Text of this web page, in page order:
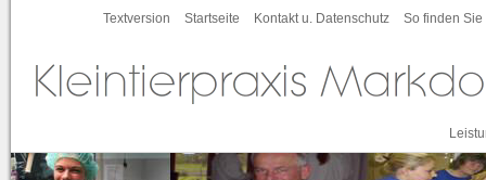
Textversion Startseite Kontakt u. Datenschutz So finden Sie